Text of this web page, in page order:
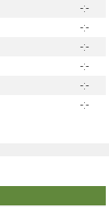
-:-
-:-
-:-
-:-
-:-
-:-